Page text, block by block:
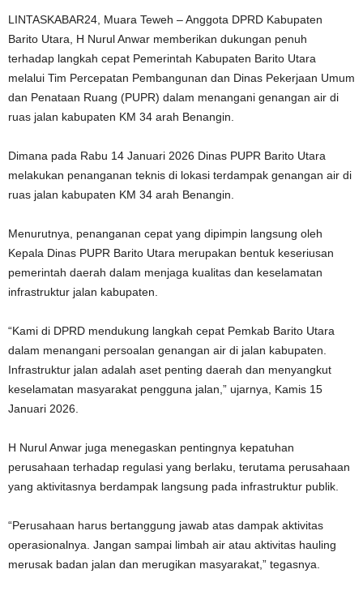
LINTASKABAR24, Muara Teweh – Anggota DPRD Kabupaten
Barito Utara, H Nurul Anwar memberikan dukungan penuh
terhadap langkah cepat Pemerintah Kabupaten Barito Utara
melalui Tim Percepatan Pembangunan dan Dinas Pekerjaan Umum
dan Penataan Ruang (PUPR) dalam menangani genangan air di
ruas jalan kabupaten KM 34 arah Benangin.
Dimana pada Rabu 14 Januari 2026 Dinas PUPR Barito Utara
melakukan penanganan teknis di lokasi terdampak genangan air di
ruas jalan kabupaten KM 34 arah Benangin.
Menurutnya, penanganan cepat yang dipimpin langsung oleh
Kepala Dinas PUPR Barito Utara merupakan bentuk keseriusan
pemerintah daerah dalam menjaga kualitas dan keselamatan
infrastruktur jalan kabupaten.
“Kami di DPRD mendukung langkah cepat Pemkab Barito Utara
dalam menangani persoalan genangan air di jalan kabupaten.
Infrastruktur jalan adalah aset penting daerah dan menyangkut
keselamatan masyarakat pengguna jalan,” ujarnya, Kamis 15
Januari 2026.
H Nurul Anwar juga menegaskan pentingnya kepatuhan
perusahaan terhadap regulasi yang berlaku, terutama perusahaan
yang aktivitasnya berdampak langsung pada infrastruktur publik.
“Perusahaan harus bertanggung jawab atas dampak aktivitas
operasionalnya. Jangan sampai limbah air atau aktivitas hauling
merusak badan jalan dan merugikan masyarakat,” tegasnya.